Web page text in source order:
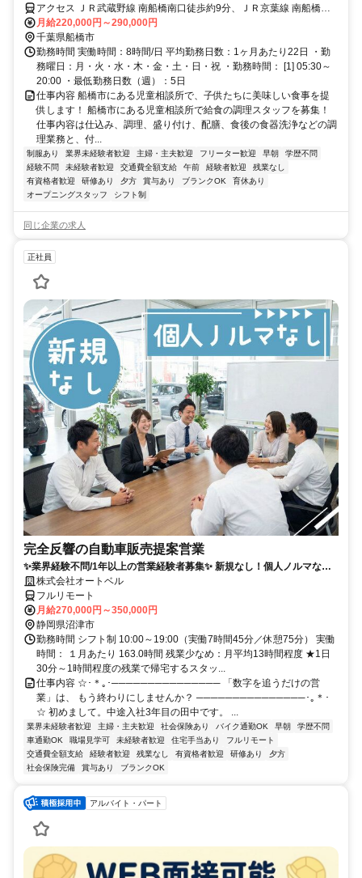
アクセス ＪＲ武蔵野線 南船橋南口徒歩約9分、ＪＲ京葉線 南船橋南
口徒歩約9分、京成本線 船橋競馬場南口徒歩約23分
月給220,000円～290,000円
千葉県船橋市
勤務時間 実働時間：8時間/日 平均勤務日数：1ヶ月あたり22日 ・勤
務曜日：月・火・水・木・金・土・日・祝 ・勤務時間： [1] 05:30～
20:00 ・最低勤務日数（週）：5日
仕事内容 船橋市にある児童相談所で、子供たちに美味しい食事を提
供します！ 船橋市にある児童相談所で給食の調理スタッフを募集！
仕事内容は仕込み、調理、盛り付け、配膳、食後の食器洗浄などの調
理業務と、付...
制服あり 業界未経験者歓迎 主婦・主夫歓迎 フリーター歓迎 早朝
学歴不問
経験不問
未経験者歓迎 交通費全額支給 午前 経験者歓迎
残業なし
有資格者歓迎
研修あり 夕方 賞与あり ブランクOK
育休あり
オープニングスタッフ
シフト制
同じ企業の求人
正社員
完全反響の自動車販売提案営業
✨業界経験不問/1年以上の営業経験者募集✨ 新規なし！個人ノルマな
し！残業も少なめでプライベートとの両立◎
株式会社オートベル
フルリモート
月給270,000円～350,000円
静岡県沼津市
勤務時間 シフト制 10:00～19:00（実働7時間45分／休憩75分） 実働
時間： １月あたり 163.0時間 残業少なめ：月平均13時間程度 ★1日
30分～1時間程度の残業で帰宅するスタッ...
仕事内容 ☆･＊｡･─────────────── 「数字を追うだけの営
業」は、 もう終わりにしませんか？ ───────────────･｡＊･
☆ 初めまして。中途入社3年目の田中です。 ...
業界未経験者歓迎 主婦・主夫歓迎 社会保険あり バイク通勤OK 早朝
学歴不問
車通勤OK
職場見学可 未経験者歓迎 住宅手当あり
フルリモート
交通費全額支給
経験者歓迎 残業なし 有資格者歓迎 研修あり
夕方
社会保険完備
賞与あり ブランクOK
アルバイト・パート